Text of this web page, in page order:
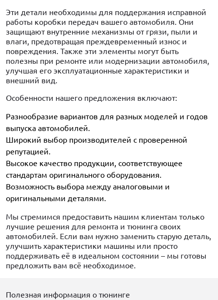
Эти детали необходимы для поддержания исправной
работы коробки передач вашего автомобиля. Они
защищают внутренние механизмы от грязи, пыли и
влаги, предотвращая преждевременный износ и
повреждения. Также эти элементы могут быть
полезны при ремонте или модернизации автомобиля,
улучшая его эксплуатационные характеристики и
внешний вид.
Особенности нашего предложения включают:
Разнообразие вариантов для разных моделей и годов
выпуска автомобилей.
Широкий выбор производителей с проверенной
репутацией.
Высокое качество продукции, соответствующее
стандартам оригинального оборудования.
Возможность выбора между аналоговыми и
оригинальными деталями.
Мы стремимся предоставить нашим клиентам только
лучшие решения для ремонта и тюнинга своих
автомобилей. Если вам нужно заменить старую деталь,
улучшить характеристики машины или просто
поддерживать её в идеальном состоянии – мы готовы
предложить вам всё необходимое.
Полезная информация о тюнинге